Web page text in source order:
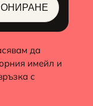
да
имейл и
с